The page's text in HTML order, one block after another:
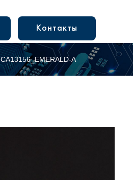
Контакты
CA13156_EMERALD-A